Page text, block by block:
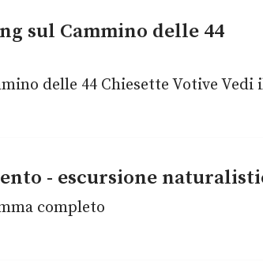
sul Cammino delle 44
delle 44 Chiesette Votive Vedi
- escursione
completo